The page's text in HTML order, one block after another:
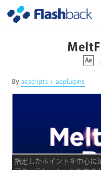
対応プラットフォーム
By aescripts + aeplugins
指定したポイントを中心に